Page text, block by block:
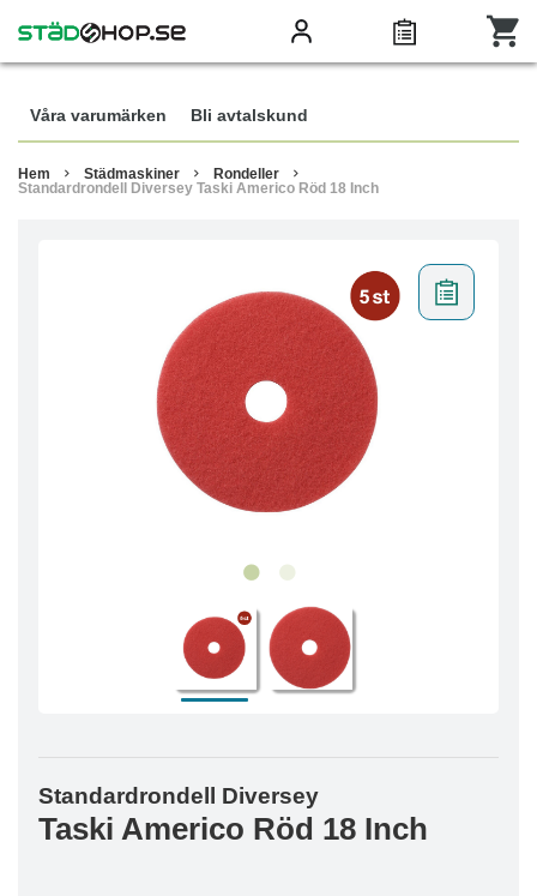
Våra varumärken Bli avtalskund
Hem Städmaskiner
Rondeller
Standardrondell Diversey Taski Americo Röd 18 Inch
Standardrondell Diversey
Taski Americo Röd 18 Inch